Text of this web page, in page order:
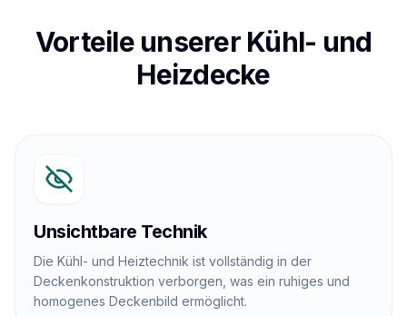
Vorteile unserer Kühl- und
Heizdecke
Unsichtbare Technik
Die Kühl- und Heiztechnik ist vollständig in der
Deckenkonstruktion verborgen, was ein ruhiges und
homogenes Deckenbild ermöglicht.